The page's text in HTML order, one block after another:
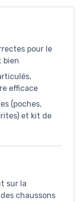
pour le
bien
efficace
(poches,
et kit de
sur la
chaussons